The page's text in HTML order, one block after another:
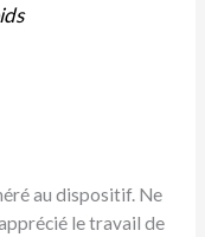
au dispositif. Ne
le travail de